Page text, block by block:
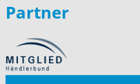
Partner